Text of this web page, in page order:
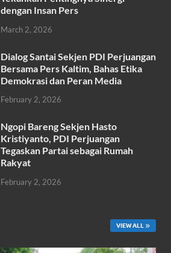
dengan Insan Pers
March 2, 2026
Dialog Santai Sekjen PDI Perjuangan
Bersama Pers Kaltim, Bahas Etika
Demokrasi dan Peran Media
February 2, 2026
Ngopi Bareng Sekjen Hasto
Kristiyanto, PDI Perjuangan
Tegaskan Partai sebagai Rumah
Rakyat
February 2, 2026
VIEW ALL